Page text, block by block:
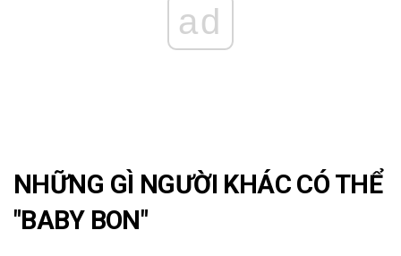
ad
NHỮNG GÌ NGƯỜI KHÁC CÓ THỂ
"BABY BON"